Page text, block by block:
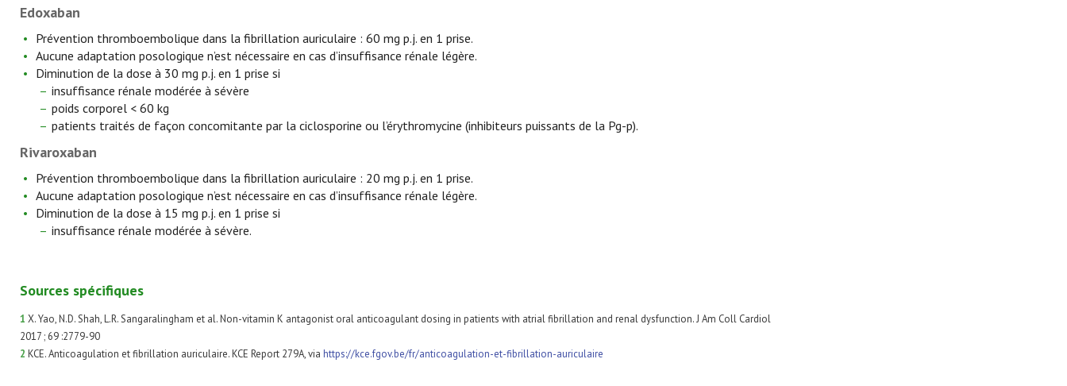
Edoxaban
Prévention thromboembolique dans la fibrillation auriculaire : 60 mg p.j. en 1 prise.
Aucune adaptation posologique n’est nécessaire en cas d’insuffisance rénale légère.
Diminution de la dose à 30 mg p.j. en 1 prise si
insuffisance rénale modérée à sévère
poids corporel < 60 kg
patients traités de façon concomitante par la ciclosporine ou l’érythromycine (inhibiteurs puissants de la Pg-p).
Rivaroxaban
Prévention thromboembolique dans la fibrillation auriculaire : 20 mg p.j. en 1 prise.
Aucune adaptation posologique n’est nécessaire en cas d’insuffisance rénale légère.
Diminution de la dose à 15 mg p.j. en 1 prise si
insuffisance rénale modérée à sévère.
Sources spécifiques
1 X. Yao, N.D. Shah, L.R. Sangaralingham et al. Non-vitamin K antagonist oral anticoagulant dosing in patients with atrial fibrillation and renal dysfunction. J Am Coll Cardiol
2017 ; 69 :2779-90
2 KCE. Anticoagulation et fibrillation auriculaire. KCE Report 279A, via https://kce.fgov.be/fr/anticoagulation-et-fibrillation-auriculaire